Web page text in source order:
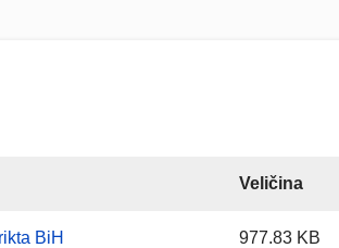
Veličina
BiH 977.83 KB